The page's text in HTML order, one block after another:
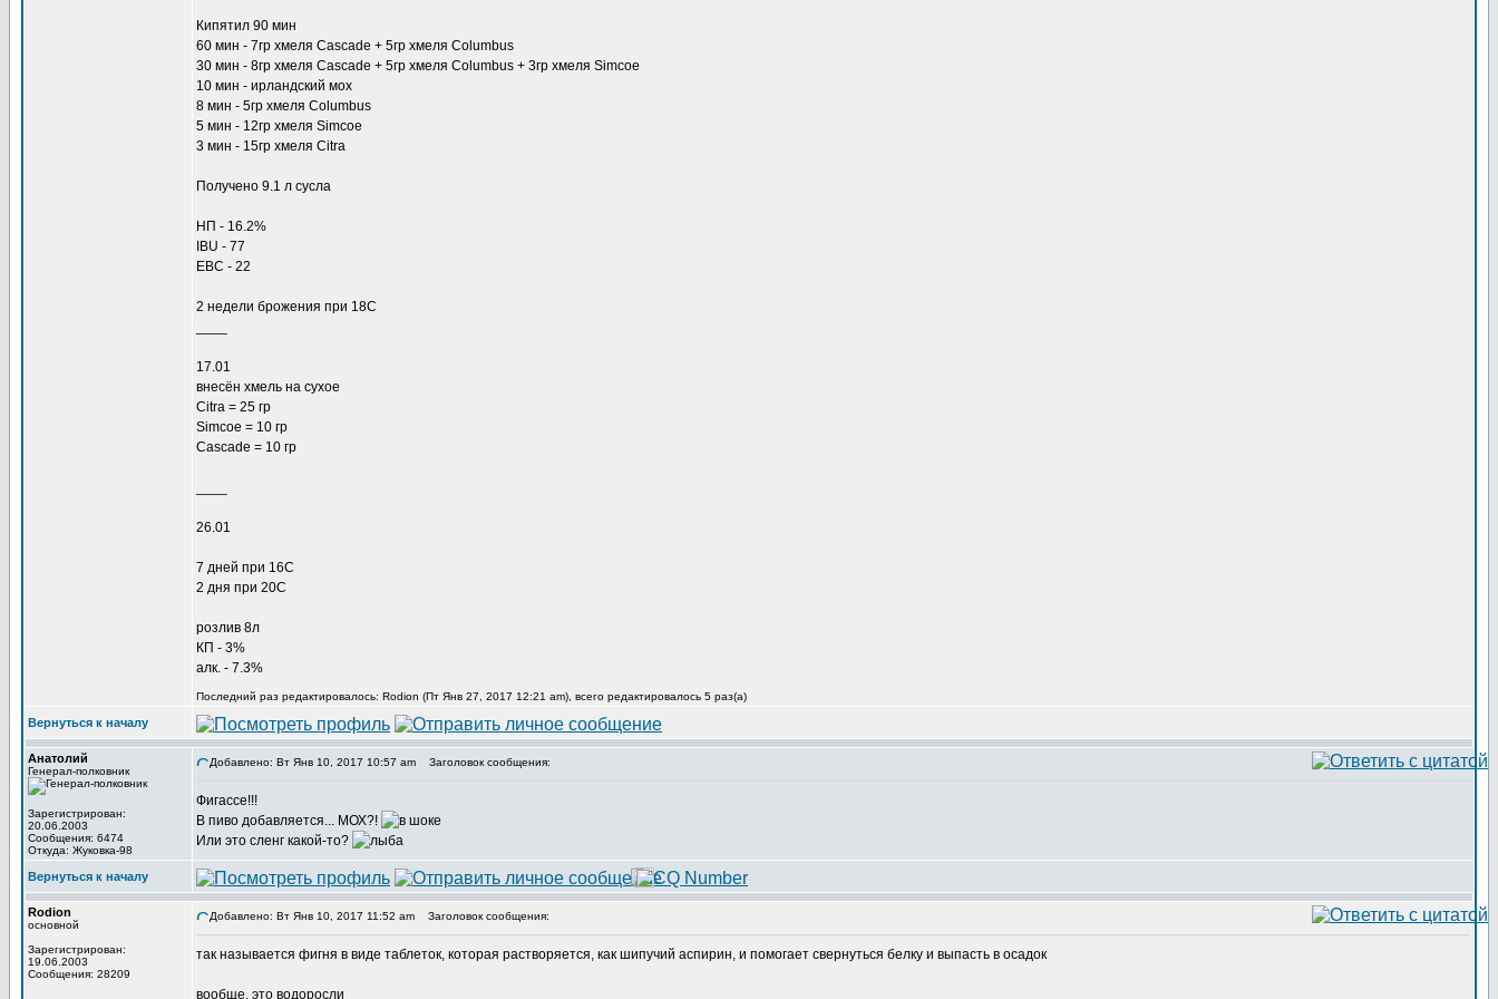
Кипятил 90 мин
60 мин - 7гр хмеля Cascade + 5гр хмеля Columbus
30 мин - 8гр хмеля Cascade + 5гр хмеля Columbus + 3гр хмеля Simcoe
10 мин - ирландский мох
8 мин - 5гр хмеля Columbus
5 мин - 12гр хмеля Simcoe
3 мин - 15гр хмеля Citra
Получено 9.1 л сусла
НП - 16.2%
IBU - 77
EBC - 22
2 недели брожения при 18С
17.01
внесён хмель на сухое
Citra = 25 гр
Simcoe = 10 гр
Cascade = 10 гр
26.01
7 дней при 16С
2 дня при 20С
розлив 8л
КП - 3%
алк. - 7.3%
Последний раз редактировалось: Rodion (Пт Янв 27, 2017 12:21 am), всего редактировалось 5 раз(а)
Вернуться к началу
Анатолий
Генерал-полковник
Зарегистрирован:
20.06.2003
Сообщения: 6474
Откуда: Жуковка-98
Добавлено: Вт Янв 10, 2017 10:57 am Заголовок сообщения:
Фигассе!!!
В пиво добавляется... МОХ?!
Или это сленг какой-то?
Вернуться к началу
Rodion
основной
Зарегистрирован:
19.06.2003
Сообщения: 28209
Добавлено: Вт Янв 10, 2017 11:52 am Заголовок сообщения:
так называется фигня в виде таблеток, которая растворяется, как шипучий аспирин, и помогает свернуться белку и выпасть в осадок
вообще, это водоросли